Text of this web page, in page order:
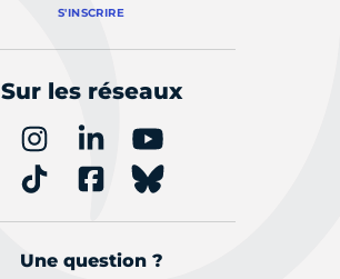
S'INSCRIRE
Sur les réseaux
Une question ?